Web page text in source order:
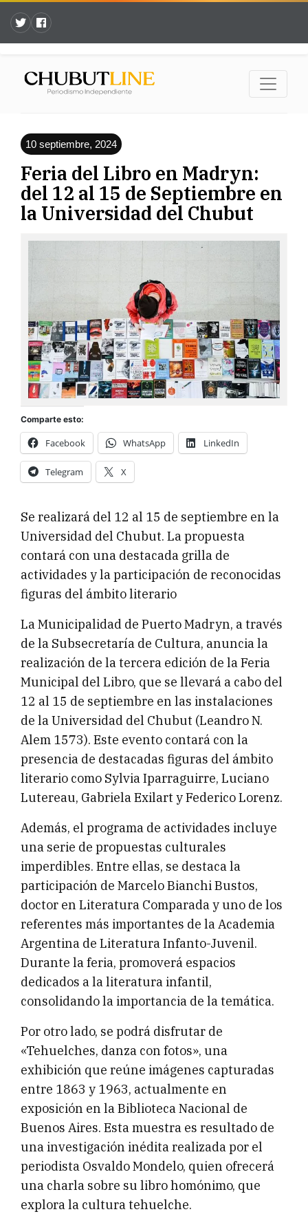
10 septiembre, 2024
Feria del Libro en Madryn:
del 12 al 15 de Septiembre en
la Universidad del Chubut
Comparte esto:
Facebook WhatsApp LinkedIn
Telegram X
Se realizará del 12 al 15 de septiembre en la
Universidad del Chubut. La propuesta
contará con una destacada grilla de
actividades y la participación de reconocidas
figuras del ámbito literario
La Municipalidad de Puerto Madryn, a través
de la Subsecretaría de Cultura, anuncia la
realización de la tercera edición de la Feria
Municipal del Libro, que se llevará a cabo del
12 al 15 de septiembre en las instalaciones
de la Universidad del Chubut (Leandro N.
Alem 1573). Este evento contará con la
presencia de destacadas figuras del ámbito
literario como Sylvia Iparraguirre, Luciano
Lutereau, Gabriela Exilart y Federico Lorenz.
Además, el programa de actividades incluye
una serie de propuestas culturales
imperdibles. Entre ellas, se destaca la
participación de Marcelo Bianchi Bustos,
doctor en Literatura Comparada y uno de los
referentes más importantes de la Academia
Argentina de Literatura Infanto-Juvenil.
Durante la feria, promoverá espacios
dedicados a la literatura infantil,
consolidando la importancia de la temática.
Por otro lado, se podrá disfrutar de
«Tehuelches, danza con fotos», una
exhibición que reúne imágenes capturadas
entre 1863 y 1963, actualmente en
exposición en la Biblioteca Nacional de
Buenos Aires. Esta muestra es resultado de
una investigación inédita realizada por el
periodista Osvaldo Mondelo, quien ofrecerá
una charla sobre su libro homónimo, que
explora la cultura tehuelche.